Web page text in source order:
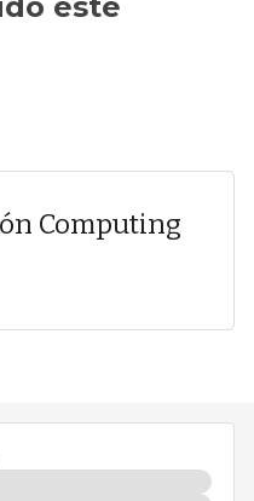
Computing